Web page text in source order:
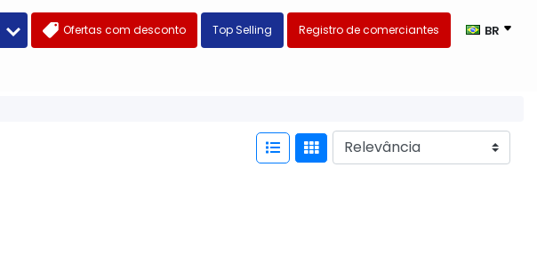
Ofertas com desconto Top Selling Registro de comerciantes BR